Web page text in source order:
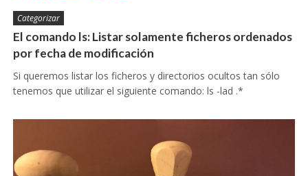
Categorizar
El comando ls: Listar solamente ficheros ordenados
por fecha de modificación
Si queremos listar los ficheros y directorios ocultos tan sólo
tenemos que utilizar el siguiente comando: ls -lad .*